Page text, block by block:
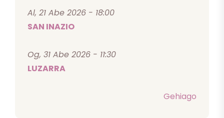
Al, 21 Abe 2026 - 18:00
SAN INAZIO
Og, 31 Abe 2026 - 11:30
LUZARRA
Gehiago